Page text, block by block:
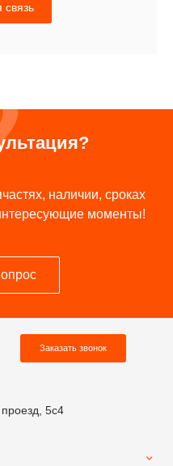
связь
наличии, сроках
моменты!
Заказать звонок
5с4